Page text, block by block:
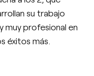
su trabajo
muy profesional en
éxitos más.